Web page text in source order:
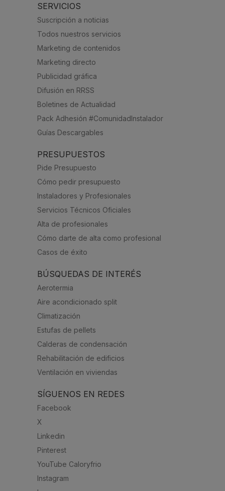
SERVICIOS
Suscripción a noticias
Todos nuestros servicios
Marketing de contenidos
Marketing directo
Publicidad gráfica
Difusión en RRSS
Boletines de Actualidad
Pack Adhesión #ComunidadInstalador
Guías Descargables
PRESUPUESTOS
Pide Presupuesto
Cómo pedir presupuesto
Instaladores y Profesionales
Servicios Técnicos Oficiales
Alta de profesionales
Cómo darte de alta como profesional
Casos de éxito
BÚSQUEDAS DE INTERÉS
Aerotermia
Aire acondicionado split
Climatización
Estufas de pellets
Calderas de condensación
Rehabilitación de edificios
Ventilación en viviendas
SÍGUENOS EN REDES
Facebook
X
Linkedin
Pinterest
YouTube Caloryfrio
Instagram